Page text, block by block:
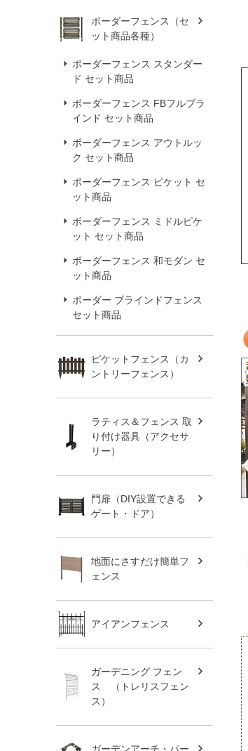
ボーダーフェンス（セ
ット商品各種）
ボーダーフェンス スタンダー
ド セット商品
ボーダーフェンス FBフルブラ
インド セット商品
ボーダーフェンス アウトルッ
ク セット商品
ボーダーフェンス ピケット セ
ット商品
ボーダーフェンス ミドルピケ
ット セット商品
ボーダーフェンス 和モダン セ
ット商品
ボーダー ブラインドフェンス
セット商品
ピケットフェンス（カ
ントリーフェンス）
ラティス＆フェンス 取
り付け器具（アクセサ
リー）
門扉（DIY設置できる
ゲート・ドア）
地面にさすだけ簡単フ
ェンス
アイアンフェンス
ガーデニング フェン
ス （トレリスフェン
ス）